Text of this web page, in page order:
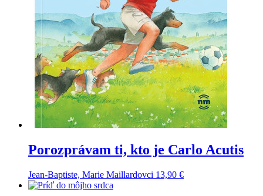
Porozprávam ti, kto je Carlo Acutis
Jean-Baptiste, Marie Maillardovci 13,90 €